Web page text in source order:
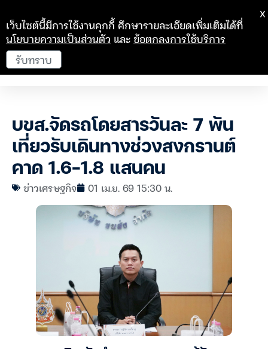
บขส.จัดรถโดยสารวันละ 7 พัน
เที่ยวรับเดินทางช่วงสงกรานต์
คาด 1.6-1.8 แสนคน
ข่าวเศรษฐกิจ 01 เม.ย. 69 15:30 น.
เว็บไซต์นี้มีการใช้งานคุกกี้ ศึกษารายละเอียดเพิ่มเติมได้ที่
นโยบายความเป็นส่วนตัว และข้อตกลงการใช้บริการ
รับทราบ
X